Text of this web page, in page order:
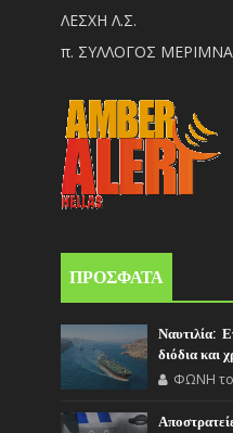
ΛΕΣΧΗ Λ.Σ.
π. ΣΥΛΛΟΓΟΣ
ΠΡΟΣΦΑΤΑ
Ναυτιλία:
διόδια και
ΦΩΝΗ